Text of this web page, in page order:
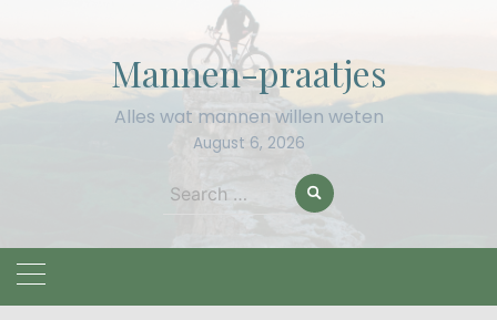
Mannen-praatjes
Alles wat mannen willen weten
August 6, 2026
Search